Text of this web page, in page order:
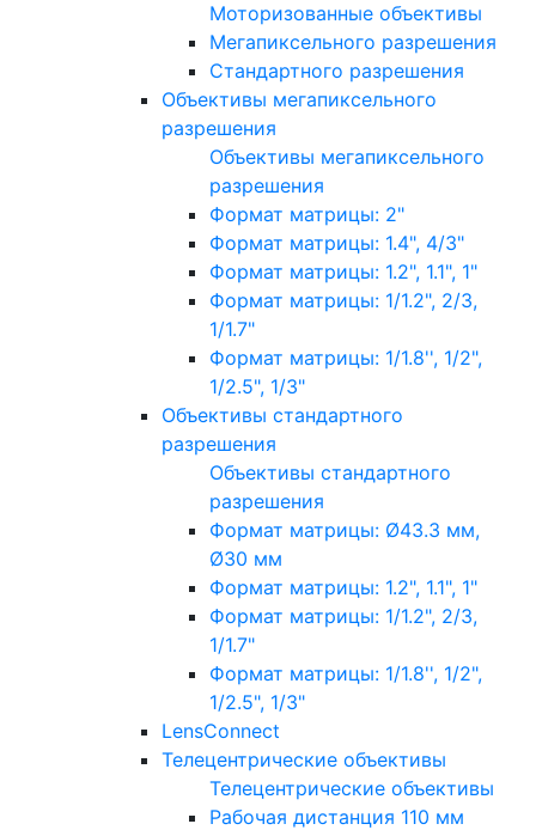
Моторизованные объективы
Мегапиксельного разрешения
Стандартного разрешения
Объективы мегапиксельного
разрешения
Объективы мегапиксельного
разрешения
Формат матрицы: 2"
Формат матрицы: 1.4", 4/3"
Формат матрицы: 1.2", 1.1", 1"
Формат матрицы: 1/1.2", 2/3,
1/1.7"
Формат матрицы: 1/1.8'', 1/2",
1/2.5", 1/3"
Объективы стандартного
разрешения
Объективы стандартного
разрешения
Формат матрицы: Ø43.3 мм,
Ø30 мм
Формат матрицы: 1.2", 1.1", 1"
Формат матрицы: 1/1.2", 2/3,
1/1.7"
Формат матрицы: 1/1.8'', 1/2",
1/2.5", 1/3"
LensConnect
Телецентрические объективы
Телецентрические объективы
Рабочая дистанция 110 мм